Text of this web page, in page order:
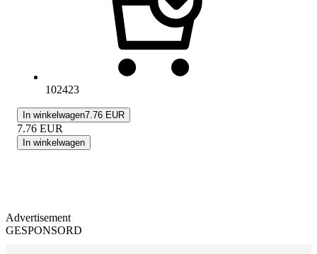
102423
In winkelwagen7.76 EUR
7.76 EUR
In winkelwagen
Advertisement
GESPONSORD